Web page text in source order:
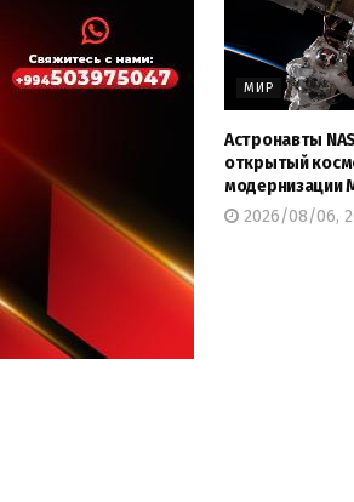
МИР
Астронавты
открытый
модернизации
2026/08/06,